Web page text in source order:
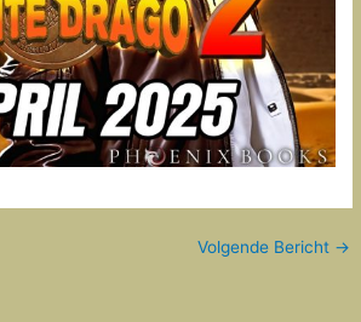
Volgende Bericht →